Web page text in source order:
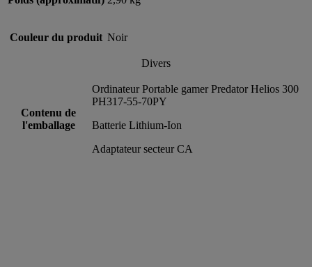
Couleur du produit Noir
Divers
Contenu de
l'emballage
Ordinateur Portable gamer Predator Helios 300
PH317-55-70PY
Batterie Lithium-Ion
Adaptateur secteur CA